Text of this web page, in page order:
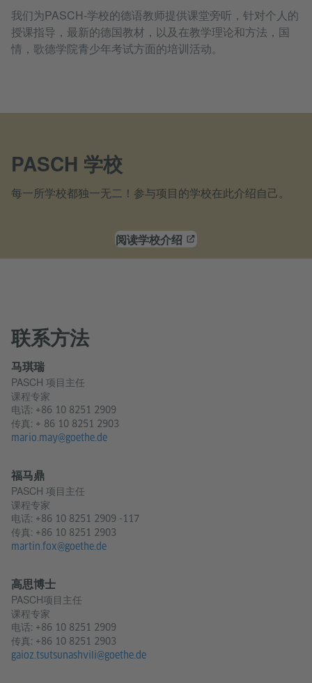
我们为PASCH-学校的德语教师提供课堂旁听，针对个人的
授课指导，最新的德国教材，以及在教学理论和方法，国
情，歌德学院青少年考试方面的培训活动。
PASCH 学校
每一所学校都独一无二！参与项目的学校在此介绍自己。
阅读学校介绍
联系方法
马琪瑞
PASCH 项目主任
课程专家
电话: +86 10 8251 2909
传真: + 86 10 8251 2903
mario.may@goethe.de
福马鼎
PASCH 项目主任
课程专家
电话: +86 10 8251 2909 -117
传真: +86 10 8251 2903
martin.fox@goethe.de
高思博士
PASCH项目主任
课程专家
电话: +86 10 8251 2909
传真: +86 10 8251 2903
gaioz.tsutsunashvili@goethe.de